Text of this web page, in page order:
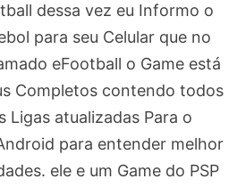
dessa vez eu Informo o
para seu Celular que no
eFootball o Game está
Completos contendo todos
Ligas atualizadas Para o
para entender melhor
ele e um Game do PSP